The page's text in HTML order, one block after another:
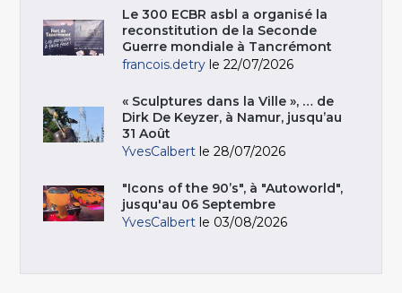
Le 300 ECBR asbl a organisé la
reconstitution de la Seconde
Guerre mondiale à Tancrémont
francois.detry le 22/07/2026
« Sculptures dans la Ville », … de
Dirk De Keyzer, à Namur, jusqu’au
31 Août
YvesCalbert le 28/07/2026
"Icons of the 90’s", à "Autoworld",
jusqu'au 06 Septembre
YvesCalbert le 03/08/2026